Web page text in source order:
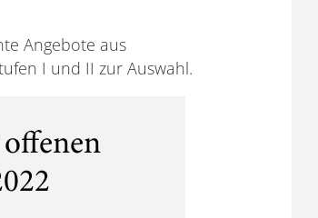
Angebote aus
I und II zur Auswahl.